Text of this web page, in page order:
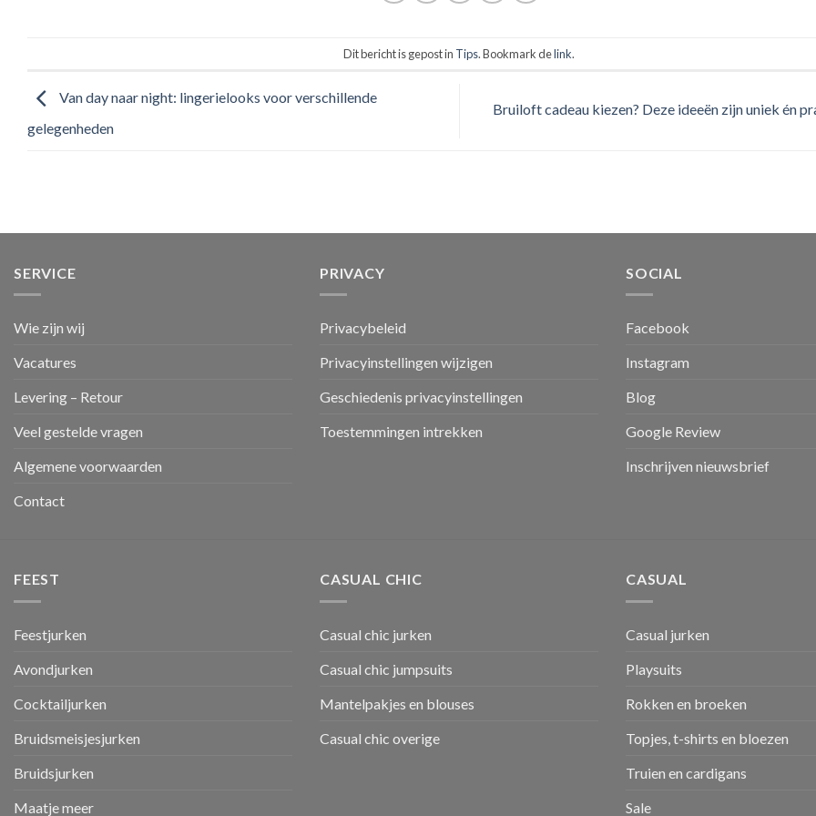
Dit bericht is gepost in Tips. Bookmark delink.
Van day naar night: lingerielooks voor verschillende
gelegenheden
Bruiloft cadeau kiezen? Deze ideeën zijn uniek én
SERVICE
Wie zijn wij
Vacatures
Levering – Retour
Veel gestelde vragen
Algemene voorwaarden
Contact
PRIVACY
Privacybeleid
Privacyinstellingen wijzigen
Geschiedenis privacyinstellingen
Toestemmingen intrekken
SOCIAL
Facebook
Instagram
Blog
Google Review
Inschrijven nieuwsbrief
FEEST
Feestjurken
Avondjurken
Cocktailjurken
Bruidsmeisjesjurken
Bruidsjurken
Maatje meer
CASUAL CHIC
Casual chic jurken
Casual chic jumpsuits
Mantelpakjes en blouses
Casual chic overige
CASUAL
Casual jurken
Playsuits
Rokken en broeken
Topjes, t-shirts en bloezen
Truien en cardigans
Sale